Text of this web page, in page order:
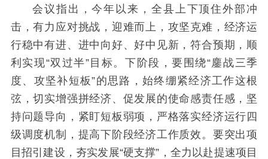
会议指出，今年以来，全县上下顶住外部冲
击，有力应对挑战，迎难而上，攻坚克难，经济运
行稳中有进、进中向好、好中见新，符合预期，顺
利实现“双过半”目标。下阶段，要围绕“鏖战三季
度、攻坚补短板”的思路，始终绷紧经济工作这根
弦，切实增强拼经济、促发展的使命感责任感，坚
持问题导向，紧盯短板弱项，严格落实经济运行四
级调度机制，提高下阶段经济工作质效。要突出项
目招引建设，夯实发展“硬支撑”，全力以赴提速项目